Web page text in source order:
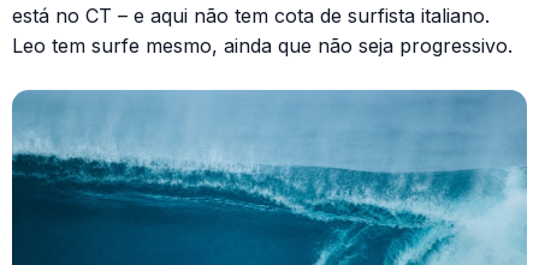
está no CT – e aqui não tem cota de surfista italiano.
Leo tem surfe mesmo, ainda que não seja progressivo.